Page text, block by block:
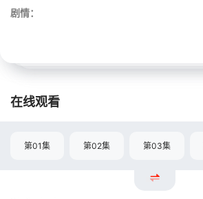
剧情：
在线观看
第01集 第02集 第03集